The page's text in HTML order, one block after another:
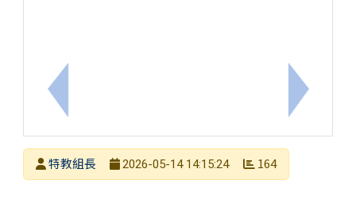
上一筆：轉知教育部辦理「115學年度教育部身心障
下一筆：
發布者
特教組長
2026-05-14 14:15:24 164